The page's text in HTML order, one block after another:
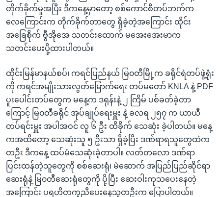
ရန်တိုက်ခိုက်မှုအပြီး ဒီကနေ့မှာတော့ စစ်ကောင်စီတပ်ဘက်က
လေကြောင်းက တိုက်ခိုက်တာတွေ ရှိခဲ့တဲ့အကြောင်း ထိုင်း
အခြေစိုက် ဗွီအိုအေ သတင်းထောက် မအေးအေးမာက
သတင်းပေးပို့ထားပါတယ်။
ထိုင်းမြန်မာနယ်စပ်၊ ကရင်ပြည်နယ် မြ၀တီမြို့က ခရိုင်ရဲတပ်ဖွဲ့ရုံး
ကို ကရင်အမျိုးသားလွတ်မြောက်ရေး တပ်မတော် KNLA နဲ့ PDF
ပူးပေါင်းတပ်တွေက မနေ့က ဒရုန်းနဲ့ ၂ ကြိမ် ပစ်ခတ်ခဲ့တာ
ကြောင့် မြ၀တီခရိုင် အုပ်ချုပ်ရေးမှူး နဲ့ ခလရ ၂၅၇ က ယာယီ
တပ်ရင်းမှူး အပါအဝင် လူ ၆ ဦး ထိခိုက် သေဆုံး ခဲ့ပါတယ်။ မနေ့
ကအထိတော့ သေဆုံးသူ ၅ ဦးသာ ရှိခဲ့ပြီး ဒဏ်ရာရသူတွေထဲက
တဦး ဒီကနေ့ ထပ်မံသေဆုံးခဲ့တာပါ။ လတ်တလော ဒဏ်ရာ
ပြင်းထန်တဲ့သူတွေကို စစ်ဆေးရုံ၊ မဲဆောက် အပြည်ပြည်ဆိုင်ရာ
ဆေးရုံနဲ့ မြ၀တီဆေးရုံတွေကို ပို့ပြီး ဆေးဝါးကုသပေးနေတဲ့
အကြောင်း ပရဟိတကူညီပေးနေသူတဦးက ပြောပါတယ်။